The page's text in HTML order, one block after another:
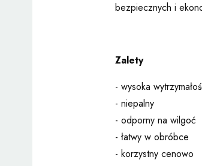
bezpiecznych i
Zalety
- wysoka
- niepalny
- odporny na wilgoć
- łatwy w obróbce
- korzystny cenowo